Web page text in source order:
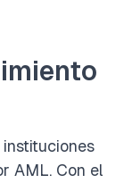
AML. Con el